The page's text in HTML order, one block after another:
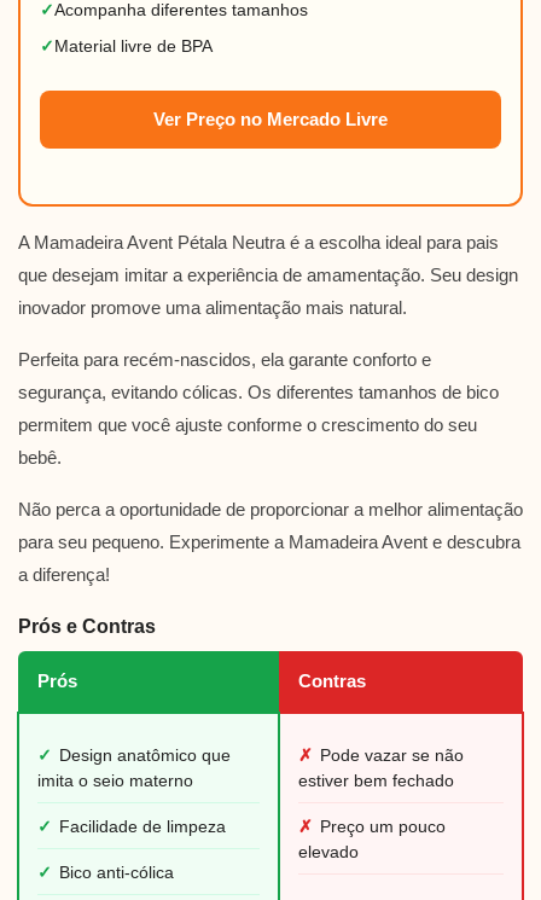
✓Acompanha diferentes tamanhos
✓ Material livre de BPA
Ver Preço no Mercado Livre
A Mamadeira Avent Pétala Neutra é a escolha ideal para pais
que desejam imitar a experiência de amamentação. Seu design
inovador promove uma alimentação mais natural.
Perfeita para recém-nascidos, ela garante conforto e
segurança, evitando cólicas. Os diferentes tamanhos de bico
permitem que você ajuste conforme o crescimento do seu
bebê.
Não perca a oportunidade de proporcionar a melhor alimentação
para seu pequeno. Experimente a Mamadeira Avent e descubra
a diferença!
Prós e Contras
Prós Contras
✓
Design anatômico que
imita o seio materno
✓ Facilidade de limpeza
✓ Bico anti-cólica
✗ Pode vazar se não
estiver bem fechado
✗ Preço um pouco
elevado